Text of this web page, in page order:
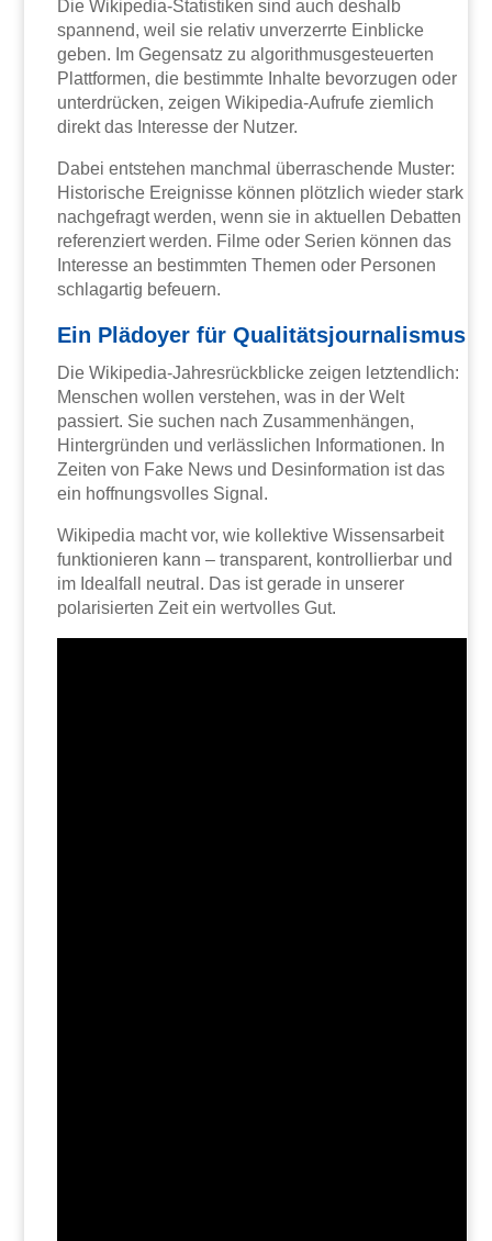
Die Wikipedia-Statistiken sind auch deshalb
spannend, weil sie relativ unverzerrte Einblicke
geben. Im Gegensatz zu algorithmusgesteuerten
Plattformen, die bestimmte Inhalte bevorzugen oder
unterdrücken, zeigen Wikipedia-Aufrufe ziemlich
direkt das Interesse der Nutzer.
Dabei entstehen manchmal überraschende Muster:
Historische Ereignisse können plötzlich wieder stark
nachgefragt werden, wenn sie in aktuellen Debatten
referenziert werden. Filme oder Serien können das
Interesse an bestimmten Themen oder Personen
schlagartig befeuern.
Ein Plädoyer für Qualitätsjournalismus
Die Wikipedia-Jahresrückblicke zeigen letztendlich:
Menschen wollen verstehen, was in der Welt
passiert. Sie suchen nach Zusammenhängen,
Hintergründen und verlässlichen Informationen. In
Zeiten von Fake News und Desinformation ist das
ein hoffnungsvolles Signal.
Wikipedia macht vor, wie kollektive Wissensarbeit
funktionieren kann – transparent, kontrollierbar und
im Idealfall neutral. Das ist gerade in unserer
polarisierten Zeit ein wertvolles Gut.